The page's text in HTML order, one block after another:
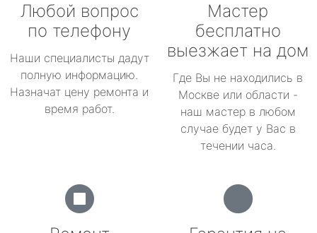
Любой вопрос
по телефону
Наши специалисты дадут
полную информацию.
Назначат цену ремонта и
время работ.
Мастер
бесплатно
выезжает на дом
Где Вы не находились в
Москве или области -
наш мастер в любом
случае будет у Вас в
течении часа.